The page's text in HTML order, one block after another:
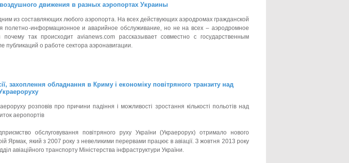
движения в разных аэропортах Украины
из составляющих любого аэропорта. На всех действующих аэродромах гражданской
полетно-информационное и аварийное обслуживание, но не на всех – аэродромное
так происходит avianews.com рассказывает совместно с государственным
публикаций о работе сектора аэронавигации.
захоплення обладнання в Криму і економіку повітряного транзиту над
розповів про причини падіння і можливості зростання кількості польотів над
аеропортів
обслуговування повітряного руху України (Украерорух) отримало нового
Ярмак, який з 2007 року з невеликими перервами працює в авіації. З жовтня 2013 року
авіаційного транспорту Міністерства інфраструктури України.